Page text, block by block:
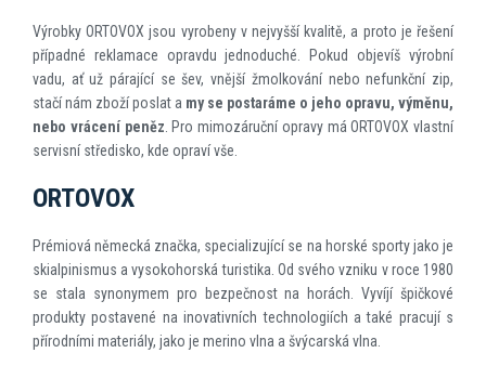
Výrobky ORTOVOX jsou vyrobeny v nejvyšší kvalitě, a proto je řešení
případné reklamace opravdu jednoduché. Pokud objevíš výrobní
vadu, ať už párající se šev, vnější žmolkování nebo nefunkční zip,
stačí nám zboží poslat a my se postaráme o jeho opravu, výměnu,
nebo vrácení peněz . Pro mimozáruční opravy má ORTOVOX vlastní
servisní středisko, kde opraví vše.
ORTOVOX
Prémiová německá značka, specializující se na horské sporty jako je
skialpinismus a vysokohorská turistika. Od svého vzniku v roce 1980
se stala synonymem pro bezpečnost na horách. Vyvíjí špičkové
produkty postavené na inovativních technologiích a také pracují s
přírodními materiály, jako je merino vlna a švýcarská vlna.